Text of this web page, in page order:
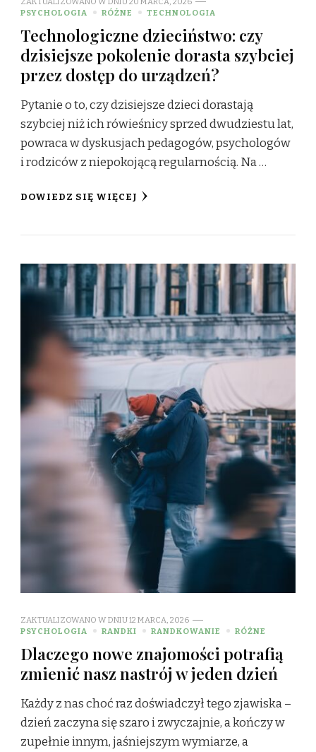
PSYCHOLOGIA
RÓŻNE TECHNOLOGIA
Technologiczne dzieciństwo: czy
dzisiejsze pokolenie dorasta szybciej
przez dostęp do urządzeń?
Pytanie o to, czy dzisiejsze dzieci dorastają
szybciej niż ich rówieśnicy sprzed dwudziestu lat,
powraca w dyskusjach pedagogów, psychologów
i rodziców z niepokojącą regularnością. Na …
DOWIEDZ SIĘ WIĘCEJ
ZAKTUALIZOWANO W DNIU12 MARCA, 2026
PSYCHOLOGIA
RANDKI RANDKOWANIE RÓŻNE
Dlaczego nowe znajomości potrafią
zmienić nasz nastrój w jeden dzień
Każdy z nas choć raz doświadczył tego zjawiska –
dzień zaczyna się szaro i zwyczajnie, a kończy w
zupełnie innym, jaśniejszym wymiarze, a